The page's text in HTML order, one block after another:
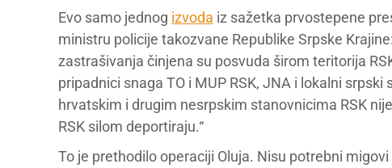
Evo samo jednog izvoda iz sažetka prvostepene
ministru policije takozvane Republike Srpske
zastrašivanja činjena su posvuda širom teritorija
pripadnici snaga TO i MUP RSK, JNA i lokalni
hrvatskim i drugim nesrpskim stanovnicima RSK
RSK silom deportiraju.“
To je prethodilo operaciji Oluja. Nisu potrebni